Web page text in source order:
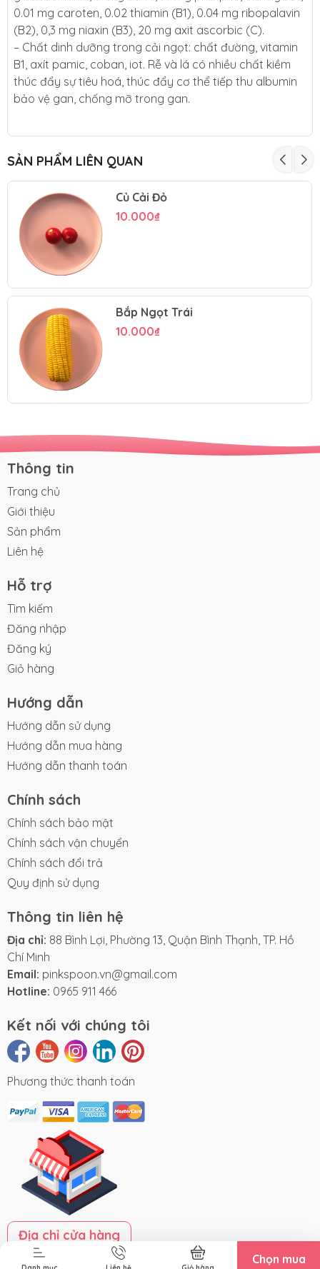
Chọn mua
0.01 mg caroten, 0.02 thiamin (B1), 0.04 mg ribopalavin
(B2), 0,3 mg niaxin (B3), 20 mg axit ascorbic (C).
– Chất dinh dưỡng trong cải ngọt: chất đường, vitamin
B1, axít pamic, coban, iot. Rễ và lá có nhiều chất kiềm
thúc đẩy sự tiêu hoá, thúc đẩy cơ thể tiếp thu albumin
bảo vệ gan, chống mỡ trong gan.
SẢN PHẨM LIÊN QUAN
Củ Cải Đỏ
10.000₫
Bắp Ngọt Trái
10.000₫
Thông tin
Trang chủ
Giới thiệu
Sản phẩm
Liên hệ
Hỗ trợ
Tìm kiếm
Đăng nhập
Đăng ký
Giỏ hàng
Hướng dẫn
Hướng dẫn sử dụng
Hướng dẫn mua hàng
Hướng dẫn thanh toán
Chính sách
Chính sách bảo mật
Chính sách vận chuyển
Chính sách đổi trả
Quy định sử dụng
Thông tin liên hệ
Địa chỉ: 88 Bình Lợi, Phường 13, Quận Bình Thạnh, TP. Hồ
Chí Minh
Email: pinkspoon.vn@gmail.com
Hotline: 0965 911 466
Kết nối với chúng tôi
Phương thức thanh toán
Địa chỉ cửa hàng